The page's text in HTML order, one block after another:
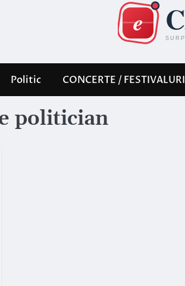
Politic CONCERTE / FESTIVALURI
politician